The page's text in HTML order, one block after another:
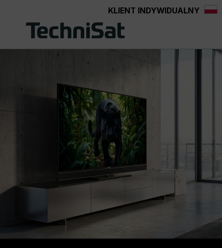
Przejdź do głównej zawartościKLIENT INDYWIDUALNY